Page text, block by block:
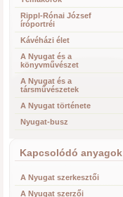
Rippl-Rónai József
íróportréi
Kávéházi élet
A Nyugat és a
könyvművészet
A Nyugat és a
társművészetek
A Nyugat története
Nyugat-busz
Kapcsolódó anyagok
A Nyugat szerkesztői
A Nyugat szerzői